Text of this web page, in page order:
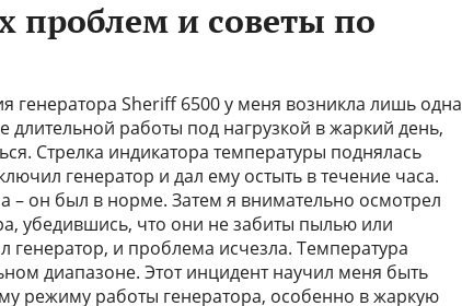
проблем и советы по
генератора Sheriff 6500 у меня возникла лишь одна
работы под нагрузкой в жаркий день,
Стрелка индикатора температуры поднялась
генератор и дал ему остыть в течение часа.
– он был в норме. Затем я внимательно осмотрел
убедившись, что они не забиты пылью или
генератор, и проблема исчезла. Температура
диапазоне. Этот инцидент научил меня быть
режиму работы генератора, особенно в жаркую